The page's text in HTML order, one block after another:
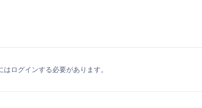
はログインする必要があります。